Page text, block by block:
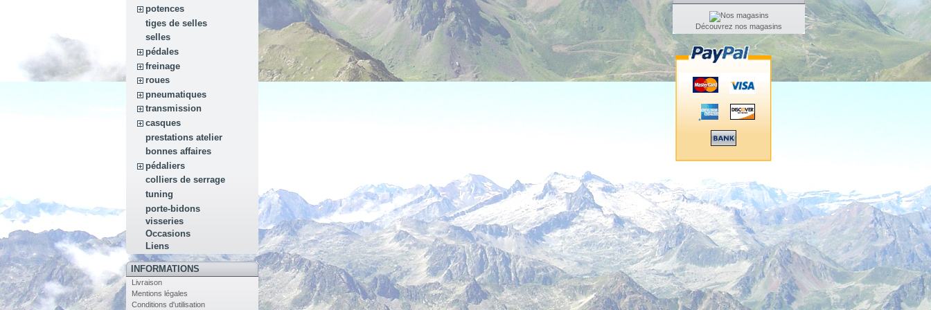
potences
tiges de selles
selles
pédales
freinage
roues
pneumatiques
transmission
casques
prestations atelier
bonnes affaires
pédaliers
colliers de serrage
tuning
porte-bidons
visseries
Occasions
Liens
INFORMATIONS
Livraison
Mentions légales
Conditions d'utilisation
Découvrez nos magasins